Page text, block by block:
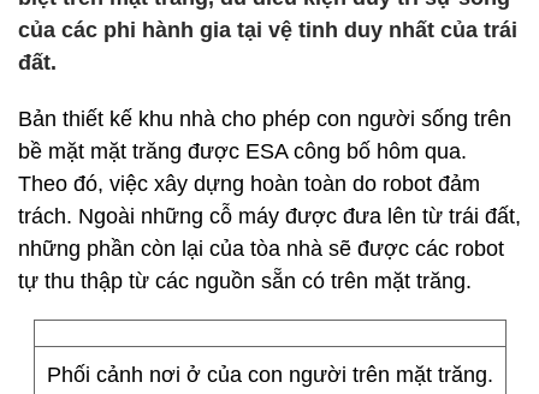
của các phi hành gia tại vệ tinh duy nhất của trái
đất.
Bản thiết kế khu nhà cho phép con người sống trên
bề mặt mặt trăng được ESA công bố hôm qua.
Theo đó, việc xây dựng hoàn toàn do robot đảm
trách. Ngoài những cỗ máy được đưa lên từ trái đất,
những phần còn lại của tòa nhà sẽ được các robot
tự thu thập từ các nguồn sẵn có trên mặt trăng.
Phối cảnh nơi ở của con người trên mặt trăng.